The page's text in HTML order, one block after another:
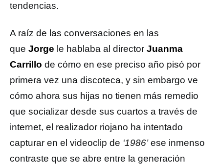
tendencias.
A raíz de las conversaciones en las
que Jorge le hablaba al director Juanma
Carrillo de cómo en ese preciso año pisó por
primera vez una discoteca, y sin embargo ve
cómo ahora sus hijas no tienen más remedio
que socializar desde sus cuartos a través de
internet, el realizador riojano ha intentado
capturar en el videoclip de ‘1986’ese inmenso
contraste que se abre entre la generación